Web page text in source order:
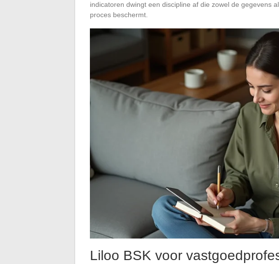
indicatoren dwingt een discipline af die zowel de gegevens
proces beschermt.
Liloo BSK voor